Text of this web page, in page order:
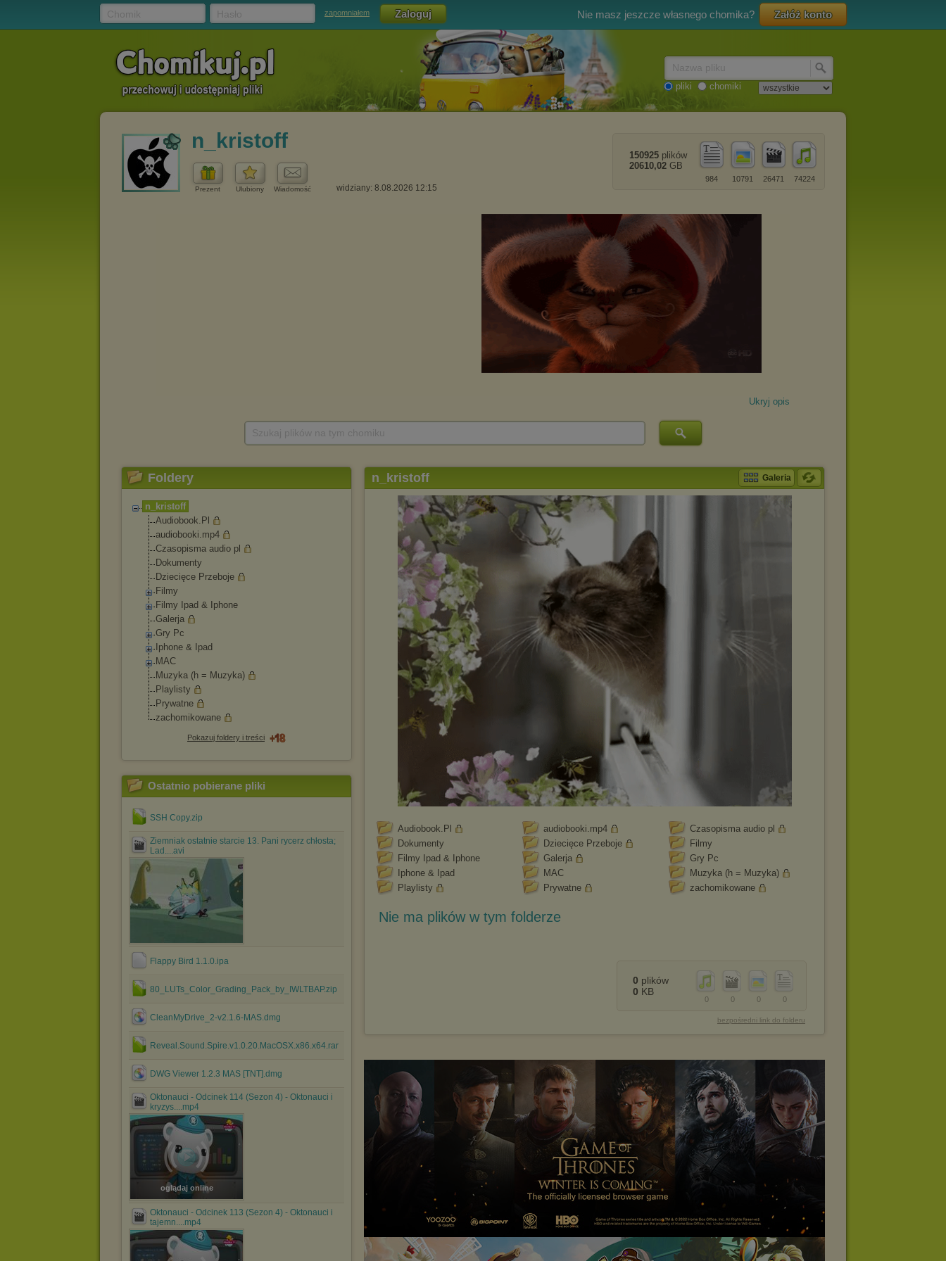
zapomniałem Nie masz jeszcze własnego chomika? Załóż konto
pliki chomiki
n_kristoff
Prezent Ulubiony Wiadomość widziany: 8.08.2026 12:15
74224
26471
10791
984
150925 plików
20610,02 GB
Ukryj opis
Foldery
n_kristoff
Audiobook.Pl
audiobooki.mp4
Czasopisma audio pl
Dokumenty
Dziecięce Przeboje
Filmy
Filmy Ipad & Iphone
Galerja
Gry Pc
Iphone & Ipad
MAC
Muzyka (h = Muzyka)
Playlisty
Prywatne
zachomikowane
Pokazuj foldery i treści
Ostatnio pobierane pliki
SSH Copy.zip
Ziemniak ostatnie starcie 13. Pani rycerz chłosta;
Lad....avi
Flappy Bird 1.1.0.ipa
80_LUTs_Color_Grading_Pack_by_IWLTBAP.zip
CleanMyDrive_2-v2.1.6-MAS.dmg
Reveal.Sound.Spire.v1.0.20.MacOSX.x86.x64.rar
DWG Viewer 1.2.3 MAS [TNT].dmg
Oktonauci - Odcinek 114 (Sezon 4) - Oktonauci i
kryzys....mp4
oglądaj online
Oktonauci - Odcinek 113 (Sezon 4) - Oktonauci i
tajemn....mp4
n_kristoff Galeria
Audiobook.Pl audiobooki.mp4
Czasopisma audio pl
Dokumenty
Dziecięce Przeboje
Filmy
Filmy Ipad & Iphone
Galerja
Gry Pc
Iphone & Ipad
MAC
Muzyka (h = Muzyka)
Playlisty
Prywatne zachomikowane
Nie ma plików w tym folderze
0
0
0
0
0 plików
0 KB
bezpośredni link do folderu